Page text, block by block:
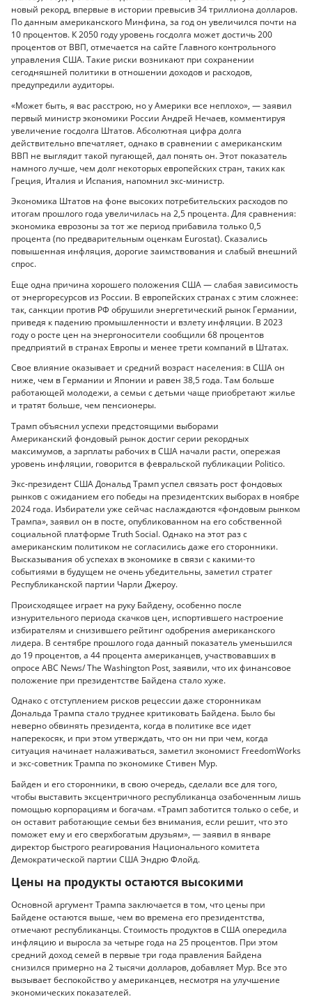
новый рекорд, впервые в истории превысив 34 триллиона долларов.
По данным американского Минфина, за год он увеличился почти на
10 процентов. К 2050 году уровень госдолга может достичь 200
процентов от ВВП, отмечается на сайте Главного контрольного
управления США. Такие риски возникают при сохранении
сегодняшней политики в отношении доходов и расходов,
предупредили аудиторы.
«Может быть, я вас расстрою, но у Америки все неплохо», — заявил
первый министр экономики России Андрей Нечаев, комментируя
увеличение госдолга Штатов. Абсолютная цифра долга
действительно впечатляет, однако в сравнении с американским
ВВП не выглядит такой пугающей, дал понять он. Этот показатель
намного лучше, чем долг некоторых европейских стран, таких как
Греция, Италия и Испания, напомнил экс-министр.
Экономика Штатов на фоне высоких потребительских расходов по
итогам прошлого года увеличилась на 2,5 процента. Для сравнения:
экономика еврозоны за тот же период прибавила только 0,5
процента (по предварительным оценкам Eurostat). Сказались
повышенная инфляция, дорогие заимствования и слабый внешний
спрос.
Еще одна причина хорошего положения США — слабая зависимость
от энергоресурсов из России. В европейских странах с этим сложнее:
так, санкции против РФ обрушили энергетический рынок Германии,
приведя к падению промышленности и взлету инфляции. В 2023
году о росте цен на энергоносители сообщили 68 процентов
предприятий в странах Европы и менее трети компаний в Штатах.
Cвое влияние оказывает и средний возраст населения: в США он
ниже, чем в Германии и Японии и равен 38,5 года. Там больше
работающей молодежи, а семьи с детьми чаще приобретают жилье
и тратят больше, чем пенсионеры.
Трамп объяснил успехи предстоящими выборами
Американский фондовый рынок достиг серии рекордных
максимумов, а зарплаты рабочих в США начали расти, опережая
уровень инфляции, говорится в февральской публикации Politico.
Экс-президент США Дональд Трамп успел связать рост фондовых
рынков с ожиданием его победы на президентских выборах в ноябре
2024 года. Избиратели уже сейчас наслаждаются «фондовым рынком
Трампа», заявил он в посте, опубликованном на его собственной
социальной платформе Truth Social. Однако на этот раз с
американским политиком не согласились даже его сторонники.
Высказывания об успехах в экономике в связи с какими-то
событиями в будущем не очень убедительны, заметил стратег
Республиканской партии Чарли Джероу.
Происходящее играет на руку Байдену, особенно после
изнурительного периода скачков цен, испортившего настроение
избирателям и снизившего рейтинг одобрения американского
лидера. В сентябре прошлого года данный показатель уменьшился
до 19 процентов, а 44 процента американцев, участвовавших в
опросе ABC News/ The Washington Post, заявили, что их финансовое
положение при президентстве Байдена стало хуже.
Однако с отступлением рисков рецессии даже сторонникам
Дональда Трампа стало труднее критиковать Байдена. Было бы
неверно обвинять президента, когда в политике все идет
наперекосяк, и при этом утверждать, что он ни при чем, когда
ситуация начинает налаживаться, заметил экономист FreedomWorks
и экс-советник Трампа по экономике Стивен Мур.
Байден и его сторонники, в свою очередь, сделали все для того,
чтобы выставить эксцентричного республиканца озабоченным лишь
помощью корпорациям и богачам. «Трамп заботится только о себе, и
он оставит работающие семьи без внимания, если решит, что это
поможет ему и его сверхбогатым друзьям», — заявил в январе
директор быстрого реагирования Национального комитета
Демократической партии США Эндрю Флойд.
Цены на продукты остаются высокими
Основной аргумент Трампа заключается в том, что цены при
Байдене остаются выше, чем во времена его президентства,
отмечают республиканцы. Стоимость продуктов в США опередила
инфляцию и выросла за четыре года на 25 процентов. При этом
средний доход семей в первые три года правления Байдена
снизился примерно на 2 тысячи долларов, добавляет Мур. Все это
вызывает беспокойство у американцев, несмотря на улучшение
экономических показателей.